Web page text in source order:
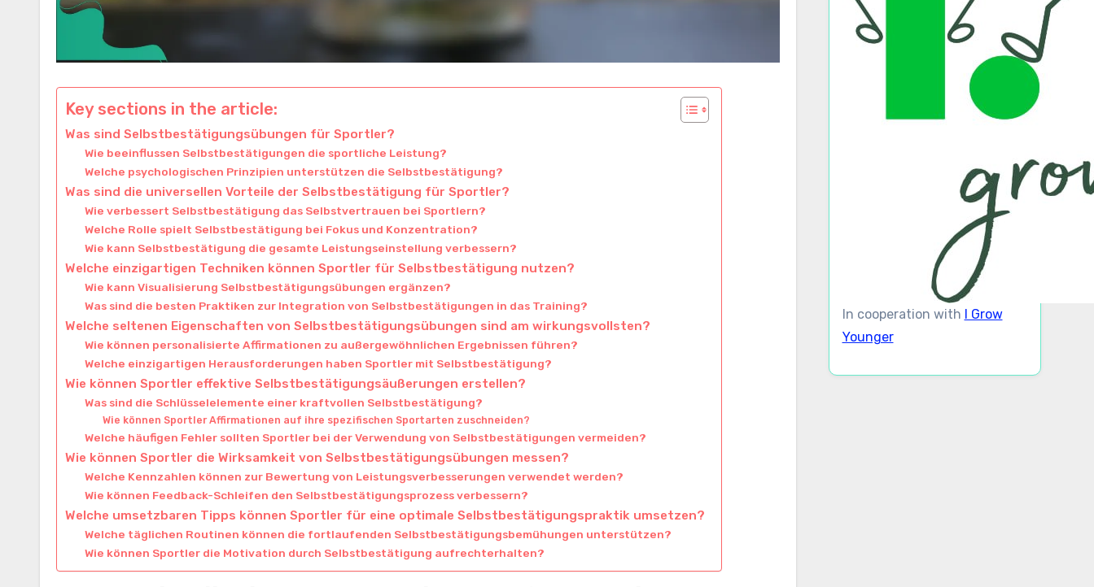
Key sections in the article:
Was sind Selbstbestätigungsübungen für Sportler?
Wie beeinflussen Selbstbestätigungen die sportliche Leistung?
Welche psychologischen Prinzipien unterstützen die Selbstbestätigung?
Was sind die universellen Vorteile der Selbstbestätigung für Sportler?
Wie verbessert Selbstbestätigung das Selbstvertrauen bei Sportlern?
Welche Rolle spielt Selbstbestätigung bei Fokus und Konzentration?
Wie kann Selbstbestätigung die gesamte Leistungseinstellung verbessern?
Welche einzigartigen Techniken können Sportler für Selbstbestätigung nutzen?
Wie kann Visualisierung Selbstbestätigungsübungen ergänzen?
Was sind die besten Praktiken zur Integration von Selbstbestätigungen in das Training?
Welche seltenen Eigenschaften von Selbstbestätigungsübungen sind am wirkungsvollsten?
Wie können personalisierte Affirmationen zu außergewöhnlichen Ergebnissen führen?
Welche einzigartigen Herausforderungen haben Sportler mit Selbstbestätigung?
Wie können Sportler effektive Selbstbestätigungsäußerungen erstellen?
Was sind die Schlüsselelemente einer kraftvollen Selbstbestätigung?
Wie können Sportler Affirmationen auf ihre spezifischen Sportarten zuschneiden?
Welche häufigen Fehler sollten Sportler bei der Verwendung von Selbstbestätigungen vermeiden?
Wie können Sportler die Wirksamkeit von Selbstbestätigungsübungen messen?
Welche Kennzahlen können zur Bewertung von Leistungsverbesserungen verwendet werden?
Wie können Feedback-Schleifen den Selbstbestätigungsprozess verbessern?
Welche umsetzbaren Tipps können Sportler für eine optimale Selbstbestätigungspraktik umsetzen?
Welche täglichen Routinen können die fortlaufenden Selbstbestätigungsbemühungen unterstützen?
Wie können Sportler die Motivation durch Selbstbestätigung aufrechterhalten?
In cooperation with I Grow
Younger